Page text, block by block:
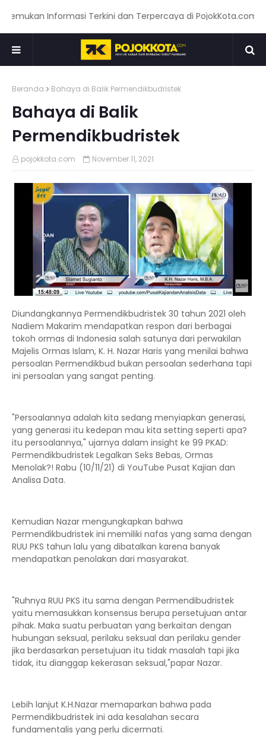
Informasi Terkini dan Terpercaya di PojokKota.com:
Beranda Bahaya di Balik Permendikbudristek
Bahaya di Balik
Permendikbudristek
pojokkota.com November 11, 2021
Diundangkannya Permendikbudristek 30 tahun 2021 oleh
Nadiem Makarim mendapatkan respon dari berbagai
tokoh ormas di Indonesia salah satunya dari perwakilan
Majelis Ormas Islam, K. H. Nazar Haris yang menilai bahwa
persoalan Permendikbud bukan persoalan sederhana tapi
ini persoalan yang sangat penting.
"Persoalannya adalah kita sedang menyiapkan generasi,
yang generasi itu kedepan mau kita setting seperti apa?
itu persoalannya," ujarnya dalam insight ke 99 PKAD:
Permendikbudristek Legalkan Seks Bebas, Ormas
Menolak?! Rabu (10/11/21) di YouTube Pusat Kajian dan
Analisa Data.
Kemudian Nazar mengungkapkan bahwa
Permendikbudristek ini memiliki nafas yang sama dengan
RUU PKS tahun lalu yang dibatalkan karena banyak
mendapatkan penolakan dari masyarakat.
"Ruhnya RUU PKS itu sama dengan Permendibudristek
yaitu memasukkan konsensus berupa persetujuan antar
pihak. Maka suatu perbuatan yang berkaitan dengan
hubungan seksual, perilaku seksual dan perilaku gender
jika berdasarkan persetujuan itu tidak masalah tapi jika
tidak, itu dianggap kekerasan seksual,"papar Nazar.
Lebih lanjut K.H.Nazar memaparkan bahwa pada
Permendikbudristek ini ada kesalahan secara
fundamentalis yang perlu dicermati.